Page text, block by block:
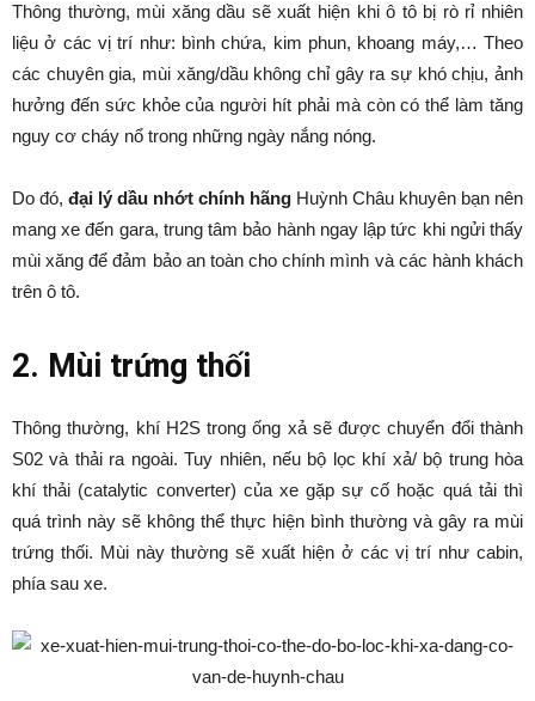
Thông thường, mùi xăng dầu sẽ xuất hiện khi ô tô bị rò rỉ nhiên
liệu ở các vị trí như: bình chứa, kim phun, khoang máy,… Theo
các chuyên gia, mùi xăng/dầu không chỉ gây ra sự khó chịu, ảnh
hưởng đến sức khỏe của người hít phải mà còn có thể làm tăng
nguy cơ cháy nổ trong những ngày nắng nóng.
Do đó, đại lý dầu nhớt chính hãng Huỳnh Châu khuyên bạn nên
mang xe đến gara, trung tâm bảo hành ngay lập tức khi ngửi thấy
mùi xăng để đảm bảo an toàn cho chính mình và các hành khách
trên ô tô.
2. Mùi trứng thối
Thông thường, khí H2S trong ống xả sẽ được chuyển đổi thành
S02 và thải ra ngoài. Tuy nhiên, nếu bộ lọc khí xả/ bộ trung hòa
khí thải (catalytic converter) của xe gặp sự cố hoặc quá tải thì
quá trình này sẽ không thể thực hiện bình thường và gây ra mùi
trứng thối. Mùi này thường sẽ xuất hiện ở các vị trí như cabin,
phía sau xe.